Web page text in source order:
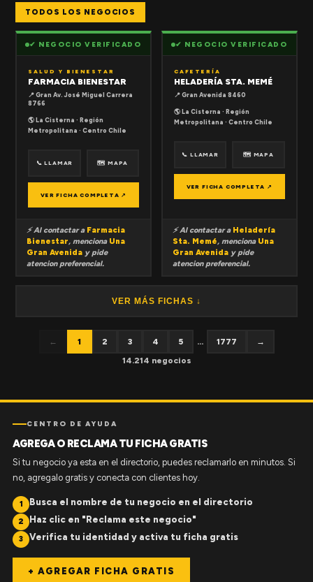
TODOS LOS NEGOCIOS
✔ NEGOCIO VERIFICADO
SALUD Y BIENESTAR
FARMACIA BIENESTAR
📍 Gran Av. José Miguel Carrera
8766
🌎 La Cisterna · Región
Metropolitana · Centro Chile
📞 LLAMAR 🗺 MAPA
VER FICHA COMPLETA ↗
⚡ Al contactar a Farmacia
Bienestar, menciona Una
Gran Avenida y pide
atencion preferencial.
✔ NEGOCIO VERIFICADO
CAFETERÍA
HELADERÍA STA. MEMÉ
📍 Gran Avenida 8460
🌎 La Cisterna · Región
Metropolitana · Centro Chile
📞 LLAMAR 🗺 MAPA
VER FICHA COMPLETA ↗
⚡ Al contactar a Heladería
Sta. Memé, menciona Una
Gran Avenida y pide
atencion preferencial.
VER MÁS FICHAS ↓
← 1 2 3 4 5 ... 1777
→
14.214 negocios
CENTRO DE AYUDA
AGREGA O RECLAMA TU FICHA GRATIS
Si tu negocio ya esta en el directorio, puedes reclamarlo en minutos. Si
no, agregalo gratis y conecta con clientes hoy.
1 Busca el nombre de tu negocio en el directorio
2 Haz clic en "Reclama este negocio"
3 Verifica tu identidad y activa tu ficha gratis
+ AGREGAR FICHA GRATIS